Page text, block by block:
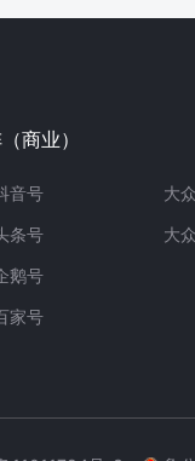
商业）
音号
条号
鹅号
家号
大
大